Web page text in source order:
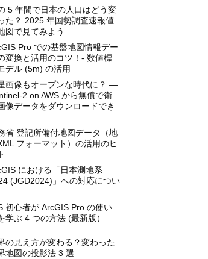
5 年間で日本の人口はどう変
た？ 2025 年国勢調査速報値
図で見てみよう
Pro での基盤地図情報デー
変換と活用のコツ！- 数値標
デル (5m) の活用
画像もオープンな時代に？ ―
2 on AWS から無償で衛
像データをダウンロードでき
省 登記所備付地図データ（地
フォーマット）の活用のヒ
における「日本測地系
(JGD2024)」への対応につい
初心者が ArcGIS Pro の使い
学ぶ 4 つの方法 (最新版）
の見え方が変わる？変わった
地図の投影法 3 選